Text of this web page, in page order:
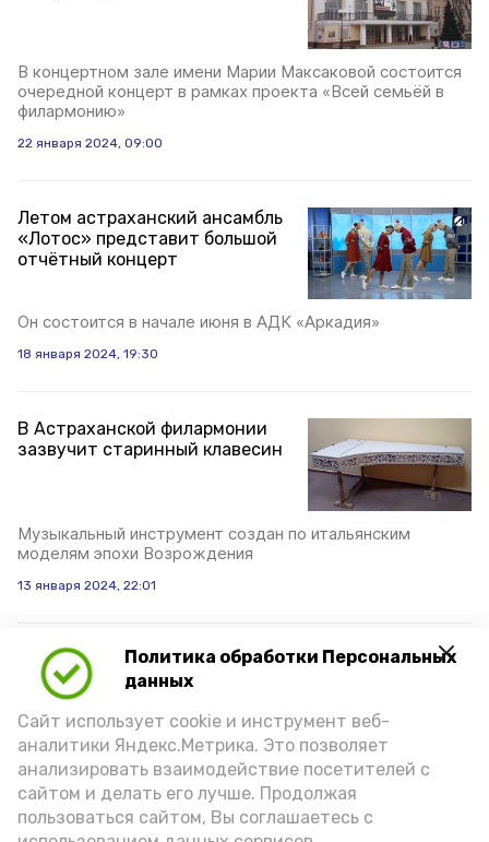
Политика обработки Персональных
данных
Сайт использует cookie и инструмент веб-
аналитики Яндекс.Метрика. Это позволяет
анализировать взаимодействие посетителей с
сайтом и делать его лучше. Продолжая
пользоваться сайтом, Вы соглашаетесь с
В концертном зале имени Марии Максаковой состоится
очередной концерт в рамках проекта «Всей семьёй в
филармонию»
22 января 2024, 09:00
Летом астраханский ансамбль
«Лотос» представит большой
отчётный концерт
Он состоится в начале июня в АДК «Аркадия»
18 января 2024, 19:30
В Астраханской филармонии
зазвучит старинный клавесин
Музыкальный инструмент создан по итальянским
моделям эпохи Возрождения
13 января 2024, 22:01
В праздники астраханцам
показали спектакль «Мороз
Иванович»
Театр оперы и балета представил новогоднюю
премьеру
12 января 2024, 11:30